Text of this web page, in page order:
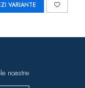
VARIANTE
noastre